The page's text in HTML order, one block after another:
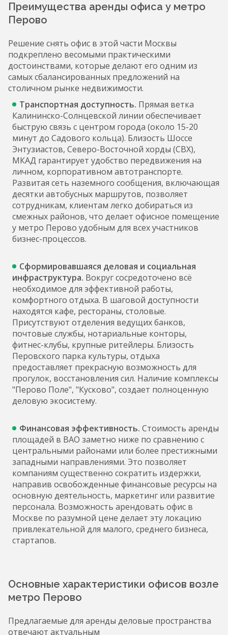
Преимущества аренды офиса у метро
Перово
Решение снять офис в этой части Москвы
подкреплено весомыми практическими
достоинствами, которые делают его одним из
самых сбалансированных предложений на
столичном рынке недвижимости.
Транспортная доступность. Прямая ветка
Калининско-Солнцевской линии обеспечивает
быструю связь с центром города (около 15-20
минут до Садового кольца). Близость Шоссе
Энтузиастов, Северо-Восточной хорды (СВХ),
МКАД гарантирует удобство передвижения на
личном, корпоративном автотранспорте.
Развитая сеть наземного сообщения, включающая
десятки автобусных маршрутов, позволяет
сотрудникам, клиентам легко добираться из
смежных районов, что делает офисное помещение
у метро Перово удобным для всех участников
бизнес-процессов.
Сформировавшаяся деловая и социальная
инфраструктура. Вокруг сосредоточено всё
необходимое для эффективной работы,
комфортного отдыха. В шаговой доступности
находятся кафе, рестораны, столовые.
Присутствуют отделения ведущих банков,
почтовые службы, нотариальные конторы,
фитнес-клубы, крупные ритейлеры. Близость
Перовского парка культуры, отдыха
предоставляет прекрасную возможность для
прогулок, восстановления сил. Наличие комплексы
"Перово Поле", "Кусково", создает полноценную
деловую экосистему.
Финансовая эффективность. Стоимость аренды
площадей в ВАО заметно ниже по сравнению с
центральными районами или более престижными
западными направлениями. Это позволяет
компаниям существенно сократить издержки,
направив освобожденные финансовые ресурсы на
основную деятельность, маркетинг или развитие
персонала. Возможность арендовать офис в
Москве по разумной цене делает эту локацию
привлекательной для малого, среднего бизнеса,
стартапов.
Основные характеристики офисов возле
метро Перово
Предлагаемые для аренды деловые пространства
отвечают актуальным